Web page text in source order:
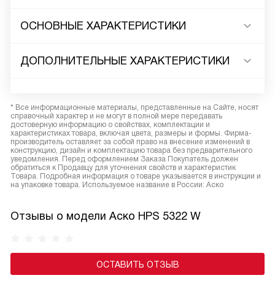
ОСНОВНЫЕ ХАРАКТЕРИСТИКИ
ДОПОЛНИТЕЛЬНЫЕ ХАРАКТЕРИСТИКИ
* Все информационные материалы, представленные на Сайте, носят
справочный характер и не могут в полной мере передавать
достоверную информацию о свойствах, комплектации и
характеристиках товара, включая цвета, размеры и формы. Фирма-
производитель оставляет за собой право на внесение изменений в
конструкцию, дизайн и комплектацию товара без предварительного
уведомления. Перед оформлением Заказа Покупатель должен
обратиться к Продавцу для уточнения свойств и характеристик
Товара. Подробная информация о товаре указывается в инструкции и
на упаковке товара. Используемое название в России: Аско
Отзывы о модели Аско HPS 5322 W
ОСТАВИТЬ ОТЗЫВ